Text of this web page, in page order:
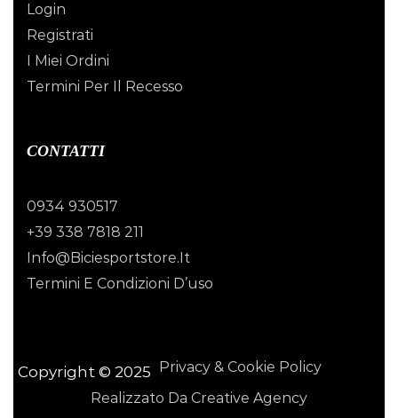
Login
Registrati
I Miei Ordini
Termini Per Il Recesso
CONTATTI
0934 930517
+39 338 7818 211
Info@biciesportstore.it
Termini E Condizioni D’uso
Copyright © 2025
Privacy & Cookie Policy
Realizzato Da Creative Agency